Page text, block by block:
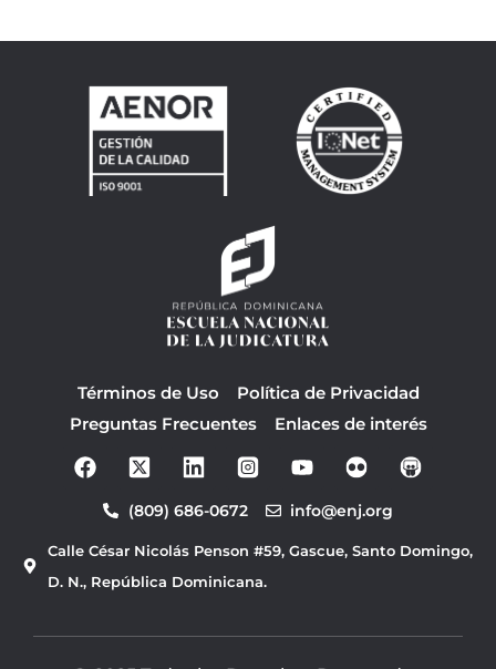
Términos de Uso
Política de Privacidad
Preguntas Frecuentes
Enlaces de interés
F
a
b
o
o
o
t
b
(809) 686-0672 info@enj.org
Calle César Nicolás Penson #59, Gascue, Santo Domingo,
D. N., República Dominicana.